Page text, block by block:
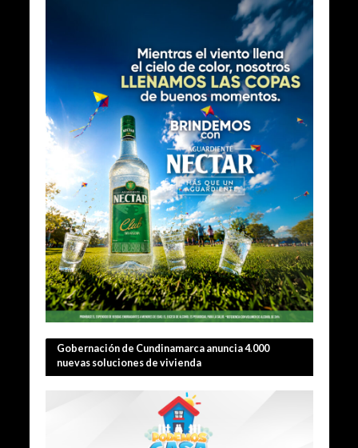
Gobernación de Cundinamarca anuncia 4.000
nuevas soluciones de vivienda